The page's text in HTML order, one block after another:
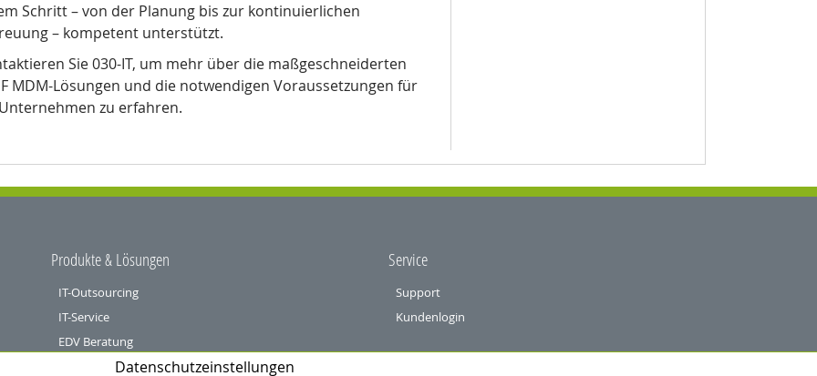
Schritt – von der Planung bis zur kontinuierlichen
– kompetent unterstützt.
Sie 030-IT, um mehr über die maßgeschneiderten
MDM-Lösungen und die notwendigen Voraussetzungen für
zu erfahren.
Produkte & Lösungen
IT-Outsourcing
IT-Service
EDV Beratung
Sophos Security Lösungen
Service
Support
Kundenlogin
Datenschutzeinstellungen